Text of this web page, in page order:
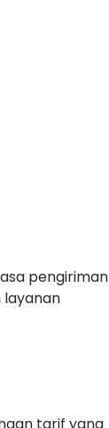
pengiriman
layanan
tarif yang